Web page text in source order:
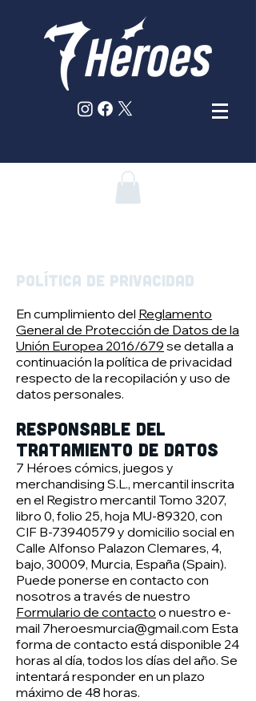
POLÍTICA DE PRIVACIDAD
En cumplimiento del Reglamento
General de Protección de Datos de la
Unión Europea 2016/679 se detalla a
continuación la política de privacidad
respecto de la recopilación y uso de
datos personales.
Responsable del
tratamiento de datos
7 Héroes cómics, juegos y
merchandising S.L., mercantil inscrita
en el Registro mercantil Tomo 3207,
libro 0, folio 25, hoja MU-89320, con
CIF B-73940579 y domicilio social en
Calle Alfonso Palazon Clemares, 4,
bajo, 30009, Murcia, España (Spain).
Puede ponerse en contacto con
nosotros a través de nuestro
Formulario de contacto o nuestro e-
mail 7heroesmurcia@gmail.com Esta
forma de contacto está disponible 24
horas al día, todos los días del año. Se
intentará responder en un plazo
máximo de 48 horas.